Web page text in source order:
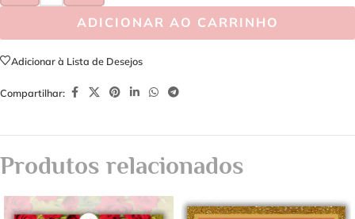
ADICIONAR AO CARRINHO
Adicionar à Lista de Desejos
Compartilhar:
Produtos relacionados